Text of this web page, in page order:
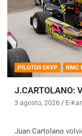
PILOTOS EKVP RMC
J.CARTOLANO:
3 agosto, 2026 E-
Juan Cartolano